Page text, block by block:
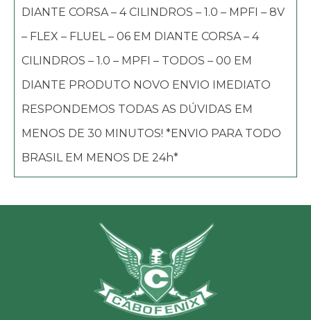
DIANTE CORSA – 4 CILINDROS – 1.0 – MPFI – 8V
– FLEX – FLUEL – 06 EM DIANTE CORSA – 4
CILINDROS – 1.0 – MPFI – TODOS – 00 EM
DIANTE PRODUTO NOVO ENVIO IMEDIATO
RESPONDEMOS TODAS AS DÚVIDAS EM
MENOS DE 30 MINUTOS! *ENVIO PARA TODO
BRASIL EM MENOS DE 24h*